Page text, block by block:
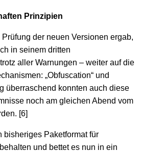
Prinzipien
der neuen Versionen ergab,
in seinem dritten
aller Warnungen – weiter auf die
„Obfuscation“ und
überraschend konnten auch diese
noch am gleichen Abend vom
[6]
bisheriges Paketformat für
und bettet es nun in ein